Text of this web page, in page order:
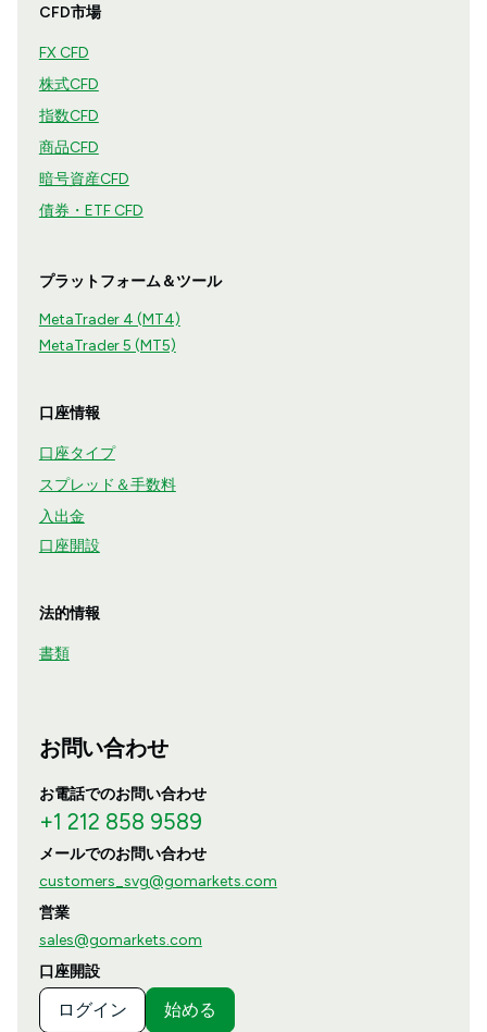
CFD市場
FX CFD
株式CFD
指数CFD
商品CFD
暗号資産CFD
債券・ETF CFD
プラットフォーム＆ツール
MetaTrader 4 (MT4)
MetaTrader 5 (MT5)
口座情報
口座タイプ
スプレッド＆手数料
入出金
口座開設
法的情報
書類
お問い合わせ
お電話でのお問い合わせ
+1 212 858 9589
メールでのお問い合わせ
customers_svg@gomarkets.com
営業
sales@gomarkets.com
口座開設
ログイン 始める